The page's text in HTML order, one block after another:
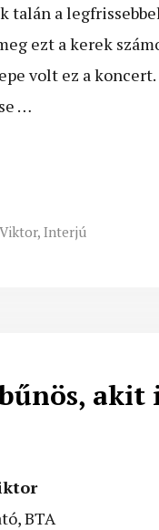
talán a
ezt a kerek
volt ez a
…
,Interjú
akit
BTA